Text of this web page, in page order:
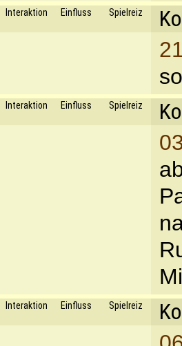
Interaktion Einfluss Spielreiz
Interaktion Einfluss Spielreiz
Interaktion Einfluss Spielreiz